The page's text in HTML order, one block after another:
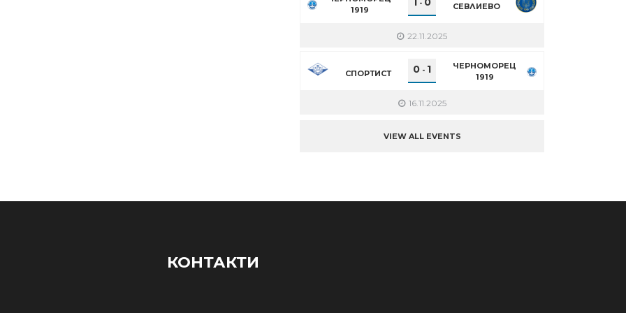
1919
- СЕВЛИЕВО
22.11.2025
СПОРТИСТ 0 - 1
ЧЕРНОМОРЕЦ
1919
16.11.2025
VIEW ALL EVENTS
КОНТАКТИ